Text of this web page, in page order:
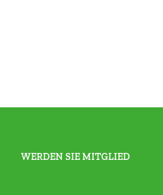
WERDEN SIE MITGLIED